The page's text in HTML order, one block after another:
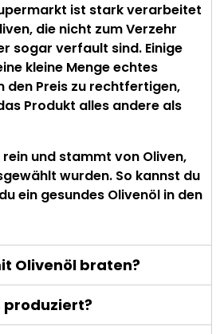
ist stark verarbeitet
die nicht zum Verzehr
sogar verfault sind. Einige
kleine Menge echtes
den Preis zu rechtfertigen,
Produkt alles andere als
rein und stammt von Oliven,
wurden. So kannst du
ein gesundes Olivenöl in den
Olivenöl braten?
produziert?